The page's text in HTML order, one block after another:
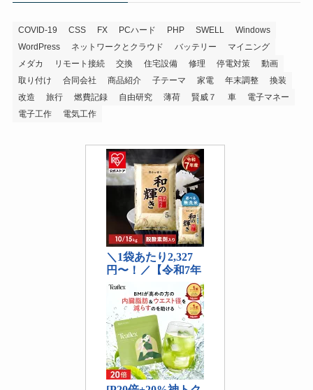
COVID-19 CSS FX PCハード PHP SWELL
Windows
WordPress
ネットワークとクラウド バッテリー
マイニング
メダカ
リモート接続 交換 住宅設備 修理 停電対策
動画
取り付け
合同会社 商品紹介 子テーマ 家電 年末調整
換装
改造
旅行 燃費記録 自由研究 薄荷 賢威７ 車
電子マネー
電子工作
電気工作